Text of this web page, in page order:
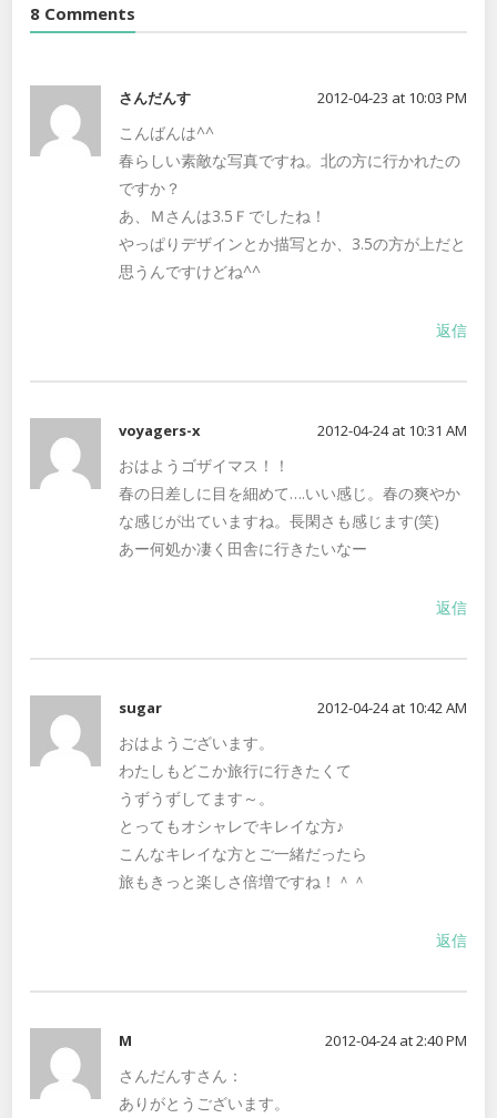
8 Comments
さんだんす 2012-04-23 at 10:03 PM
こんばんは^^
春らしい素敵な写真ですね。北の方に行かれたの
ですか？
あ、Ｍさんは3.5Ｆでしたね！
やっぱりデザインとか描写とか、3.5の方が上だと
思うんですけどね^^
返信
voyagers-x 2012-04-24 at 10:31 AM
おはようゴザイマス！！
春の日差しに目を細めて….いい感じ。春の爽やか
な感じが出ていますね。長閑さも感じます(笑)
あー何処か凄く田舎に行きたいなー
返信
sugar 2012-04-24 at 10:42 AM
おはようございます。
わたしもどこか旅行に行きたくて
うずうずしてます～。
とってもオシャレでキレイな方♪
こんなキレイな方とご一緒だったら
旅もきっと楽しさ倍増ですね！＾＾
返信
M 2012-04-24 at 2:40 PM
さんだんすさん：
ありがとうございます。